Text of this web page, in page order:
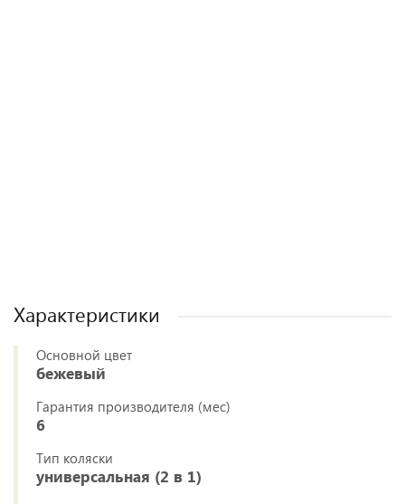
Характеристики
Основной цвет
бежевый
Гарантия производителя (мес)
6
Тип коляски
универсальная (2 в 1)